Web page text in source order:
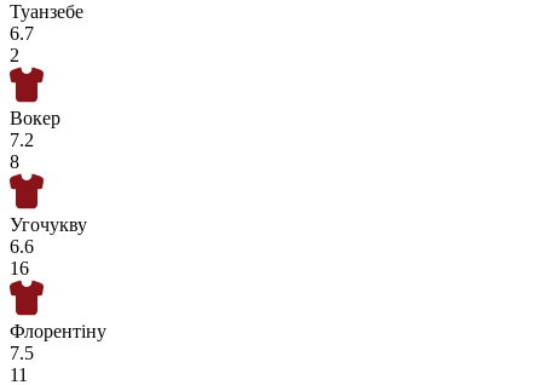
Туанзебе
6.7
2
Вокер
7.2
8
Угочукву
6.6
16
Флорентіну
7.5
11